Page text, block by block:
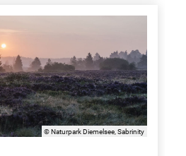
© Naturpark Diemelsee, Sabrinity